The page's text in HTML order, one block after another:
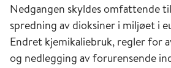
Nedgangen skyldes omfattende
spredning av dioksiner i miljøet i
Endret kjemikaliebruk, regler for
og nedlegging av forurensende